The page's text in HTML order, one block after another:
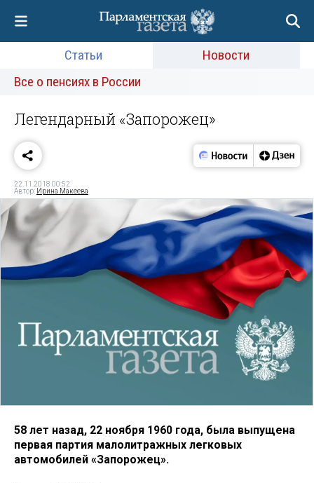
Статьи
Новости
Все о пенсиях в России
Легендарный «Запорожец»
22.11.2018 00:52
Автор: Ирина Макеева
58 лет назад, 22 ноября 1960 года, была выпущена
первая партия малолитражных легковых
автомобилей «Запорожец».